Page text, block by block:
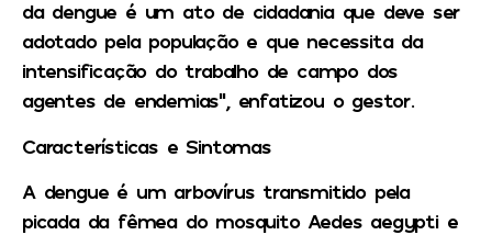
da dengue é um ato de cidadania que deve ser
adotado pela população e que necessita da
intensificação do trabalho de campo dos
agentes de endemias”, enfatizou o gestor.
Características e Sintomas
A dengue é um arbovírus transmitido pela
picada da fêmea do mosquito Aedes aegypti e